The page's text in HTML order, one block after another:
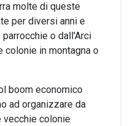
molte di queste
per diversi anni e
o dall'Arci
in montagna o
boom economico
ad organizzare da
vecchie colonie